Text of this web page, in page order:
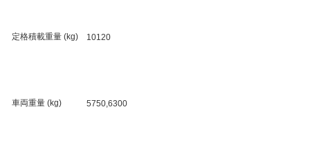
定格積載重量 (kg) 10120
車両重量 (kg) 5750,6300